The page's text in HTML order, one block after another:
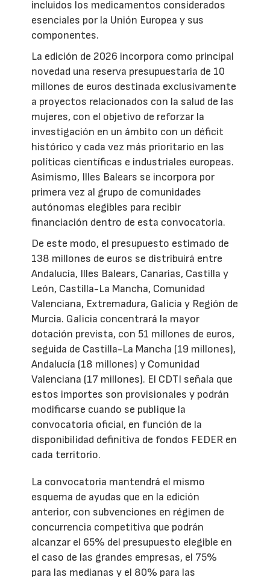
incluidos los medicamentos considerados
esenciales por la Unión Europea y sus
componentes.
La edición de 2026 incorpora como principal
novedad una reserva presupuestaria de 10
millones de euros destinada exclusivamente
a proyectos relacionados con la salud de las
mujeres, con el objetivo de reforzar la
investigación en un ámbito con un déficit
histórico y cada vez más prioritario en las
políticas científicas e industriales europeas.
Asimismo, Illes Balears se incorpora por
primera vez al grupo de comunidades
autónomas elegibles para recibir
financiación dentro de esta convocatoria.
De este modo, el presupuesto estimado de
138 millones de euros se distribuirá entre
Andalucía, Illes Balears, Canarias, Castilla y
León, Castilla-La Mancha, Comunidad
Valenciana, Extremadura, Galicia y Región de
Murcia. Galicia concentrará la mayor
dotación prevista, con 51 millones de euros,
seguida de Castilla-La Mancha (19 millones),
Andalucía (18 millones) y Comunidad
Valenciana (17 millones). El CDTI señala que
estos importes son provisionales y podrán
modificarse cuando se publique la
convocatoria oficial, en función de la
disponibilidad definitiva de fondos FEDER en
cada territorio.
La convocatoria mantendrá el mismo
esquema de ayudas que en la edición
anterior, con subvenciones en régimen de
concurrencia competitiva que podrán
alcanzar el 65% del presupuesto elegible en
el caso de las grandes empresas, el 75%
para las medianas y el 80% para las